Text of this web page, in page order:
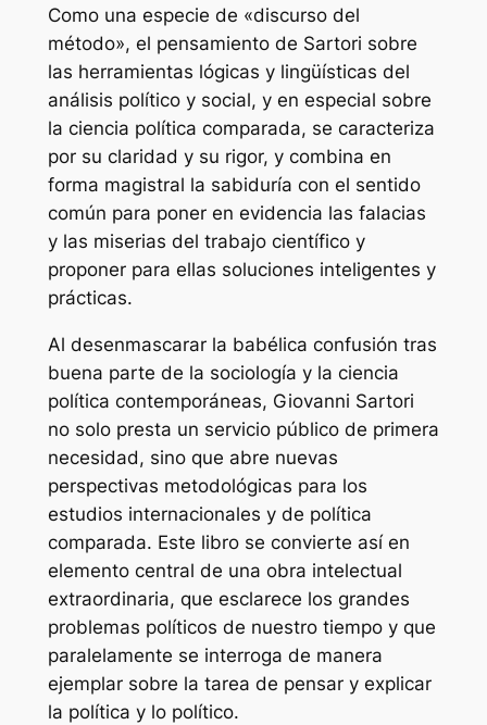
Como una especie de «discurso del
método», el pensamiento de Sartori sobre
las herramientas lógicas y lingüísticas del
análisis político y social, y en especial sobre
la ciencia política comparada, se caracteriza
por su claridad y su rigor, y combina en
forma magistral la sabiduría con el sentido
común para poner en evidencia las falacias
y las miserias del trabajo científico y
proponer para ellas soluciones inteligentes y
prácticas.
Al desenmascarar la babélica confusión tras
buena parte de la sociología y la ciencia
política contemporáneas, Giovanni Sartori
no solo presta un servicio público de primera
necesidad, sino que abre nuevas
perspectivas metodológicas para los
estudios internacionales y de política
comparada. Este libro se convierte así en
elemento central de una obra intelectual
extraordinaria, que esclarece los grandes
problemas políticos de nuestro tiempo y que
paralelamente se interroga de manera
ejemplar sobre la tarea de pensar y explicar
la política y lo político.